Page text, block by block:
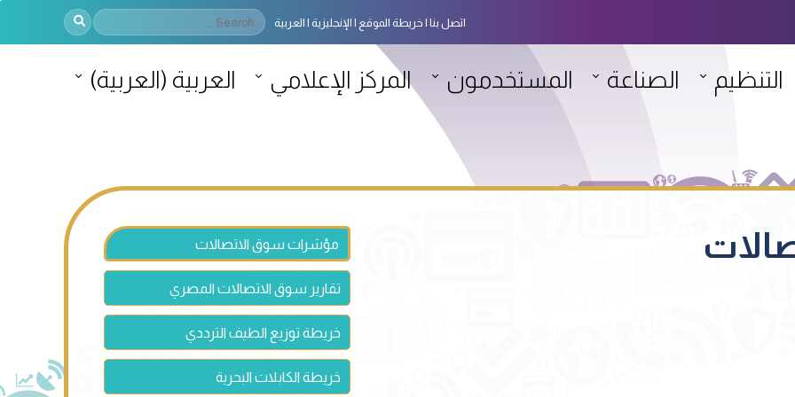
اتصل بنا خريطة الموقع الإنجليزية العربية
التنظيم الصناعة المستخدمون المركز الإعلامي العربية (العربية)
مؤشرات سوق الاتصالات
تقارير سوق الاتصالات المصري
خريطة توزيع الطيف الترددي
خريطة الكابلات البحرية